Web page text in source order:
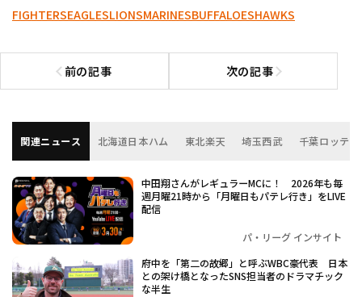
FIGHTERSEAGLESLIONSMARINESBUFFALOESHAWKS
前の記事
前の記事へ 次の記事次の記事へ
関連ニュース 北海道日本ハム 東北楽天 埼玉西武 千葉ロッテ
中田翔さんがレギュラーMCに！ 2026年も毎
週月曜21時から「月曜日もパテレ行き」をLIVE
配信
パ・リーグ インサイト
府中を「第二の故郷」と呼ぶWBC豪代表 日本
との架け橋となったSNS担当者のドラマチック
な半生